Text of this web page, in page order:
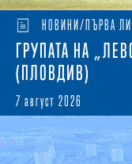
НОВИНИ/ПЪРВА
ГРУПАТА НА
(ПЛОВДИВ)
7 август 2026